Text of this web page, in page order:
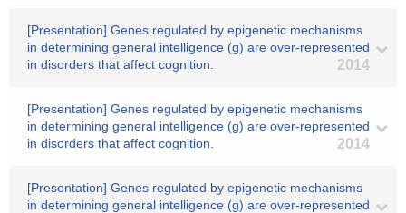
[Presentation] Genes regulated by epigenetic mechanisms
in determining general intelligence (g) are over-represented
in disorders that affect cognition.
2014
[Presentation] Genes regulated by epigenetic mechanisms
in determining general intelligence (g) are over-represented
in disorders that affect cognition.
2014
[Presentation] Genes regulated by epigenetic mechanisms
in determining general intelligence (g) are over-represented